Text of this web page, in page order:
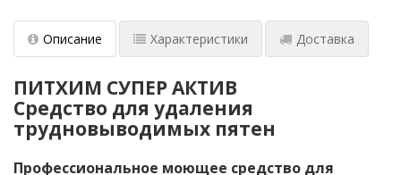
Описание Характеристики Доставка
ПИТХИМ СУПЕР АКТИВ
Средство для удаления
трудновыводимых пятен
Профессиональное моющее средство для